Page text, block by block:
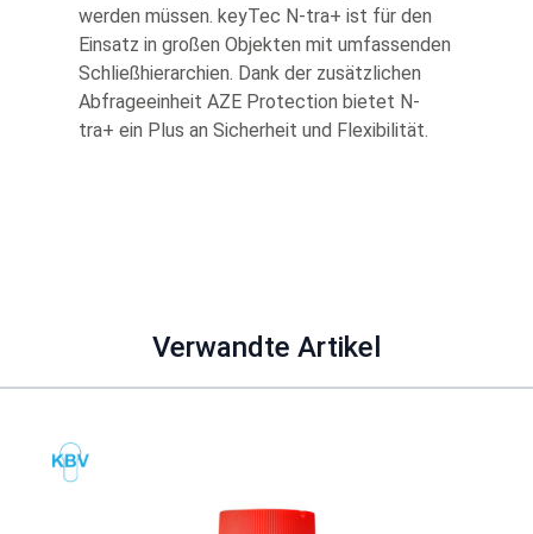
werden müssen. keyTec N-tra+ ist für den
Einsatz in großen Objekten mit umfassenden
Schließhierarchien. Dank der zusätzlichen
Abfrageeinheit AZE Protection bietet N-
tra+ ein Plus an Sicherheit und Flexibilität.
Verwandte Artikel